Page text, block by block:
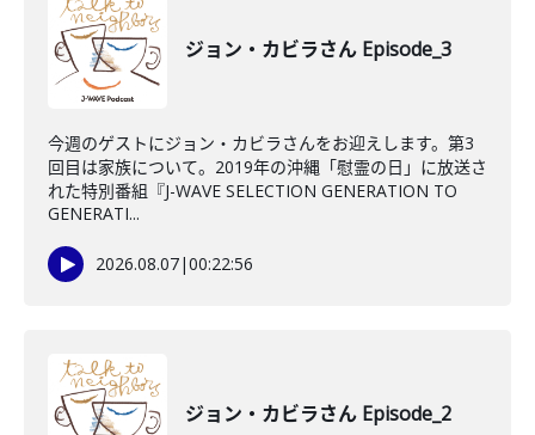
ジョン・カビラさん Episode_3
今週のゲストにジョン・カビラさんをお迎えします。第3
回目は家族について。2019年の沖縄「慰霊の日」に放送さ
れた特別番組『J-WAVE SELECTION GENERATION TO
GENERATI...
2026.08.07|00:22:56
ジョン・カビラさん Episode_2